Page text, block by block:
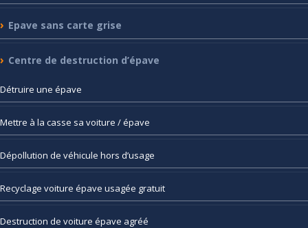
Epave sans carte grise
Centre de destruction d’épave
Détruire une épave
Mettre à la casse sa voiture / épave
Dépollution de véhicule hors d’usage
Recyclage voiture épave usagée gratuit
Destruction de voiture épave agréé